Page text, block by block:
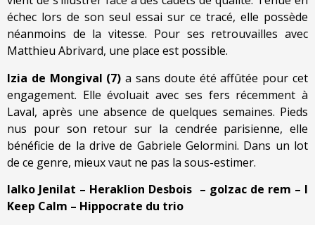
échec lors de son seul essai sur ce tracé, elle possède
néanmoins de la vitesse. Pour ses retrouvailles avec
Matthieu Abrivard, une place est possible.
Izia de Mongival (7)a sans doute été affûtée pour cet
engagement. Elle évoluait avec ses fers récemment à
Laval, après une absence de quelques semaines. Pieds
nus pour son retour sur la cendrée parisienne, elle
bénéficie de la drive de Gabriele Gelormini. Dans un lot
de ce genre, mieux vaut ne pas la sous-estimer.
Ialko Jenilat – Heraklion Desbois – golzac de rem – I
Keep Calm – Hippocrate du trio